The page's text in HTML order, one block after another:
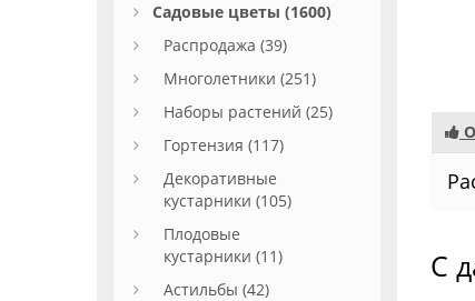
С
Садовые цветы (1600)
Распродажа (39)
Многолетники (251)
Наборы растений (25)
Гортензия (117)
Декоративные
кустарники (105)
Плодовые
кустарники (11)
Астильбы (42)